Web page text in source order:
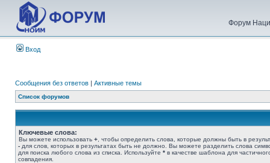
Форум
Вход
Сообщения без ответов | Активные темы
Список форумов
Ключевые слова:
Вы можете использовать + , чтобы определить слова, которые должны быть в
- для слов, которых в результатах быть не должно. Вы можете разделить слова
для поиска любого слова из списка. Используйте * в качестве шаблона для
совпадения.